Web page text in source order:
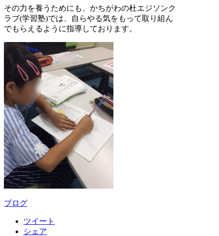
その力を養うためにも、かちがわの杜エジソンク
ラブ(学習塾)では、自らやる気をもって取り組ん
でもらえるように指導しております。
ブログ
ツイート
シェア